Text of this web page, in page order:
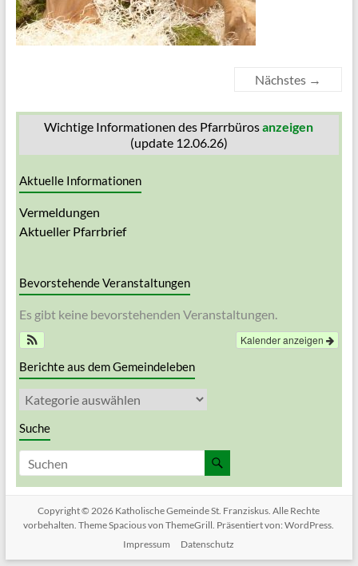
Nächstes →
Wichtige Informationen des Pfarrbürosanzeigen
(update 12.06.26)
Aktuelle Informationen
Vermeldungen
Aktueller Pfarrbrief
Bevorstehende Veranstaltungen
Es gibt keine bevorstehenden Veranstaltungen.
Kalender anzeigen
Berichte aus dem Gemeindeleben
Berichte
aus
dem
Gemeindeleben
Suche
Copyright © 2026 Katholische Gemeinde St. Franziskus. Alle Rechte
vorbehalten. ThemeSpaciousvon ThemeGrill. Präsentiert von:WordPress.
Impressum
Datenschutz